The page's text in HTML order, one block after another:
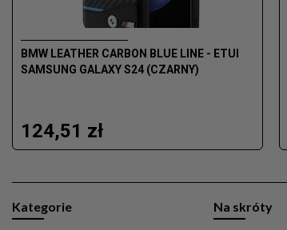
BMW LEATHER CARBON BLUE LINE - ETUI
SAMSUNG GALAXY S24 (CZARNY)
124,51 zł
Kategorie Na skróty